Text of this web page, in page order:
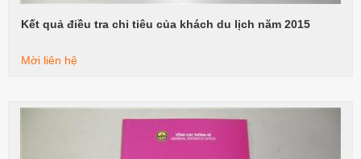
Xem tiếp
Kết quả điều tra chi tiêu của khách du lịch năm 2015
Mời liên hệ